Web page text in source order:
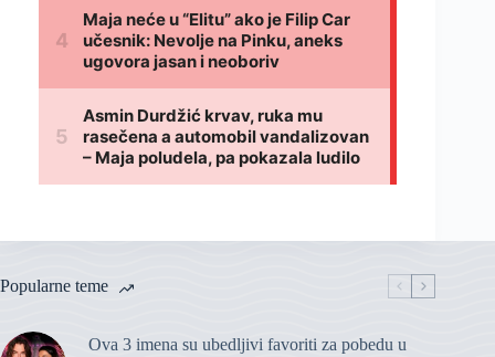
Popularne teme
Ova 3 imena su ubedljivi favoriti za pobedu u